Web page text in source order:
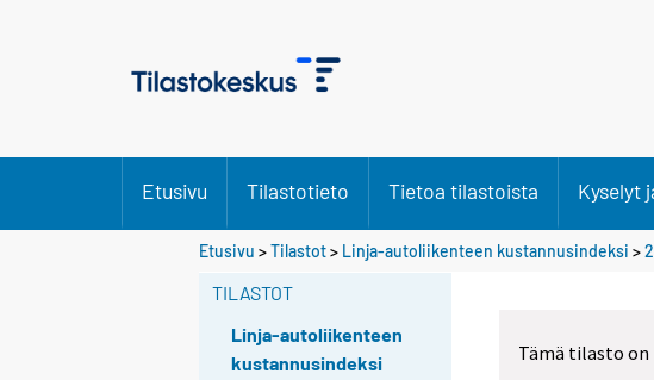
Etusivu Tilastotieto Tietoa tilastoista Kyselyt
Etusivu >Tilastot> Linja-autoliikenteen kustannusindeksi >
TILASTOT
Linja-autoliikenteen
kustannusindeksi
Tämä tilasto